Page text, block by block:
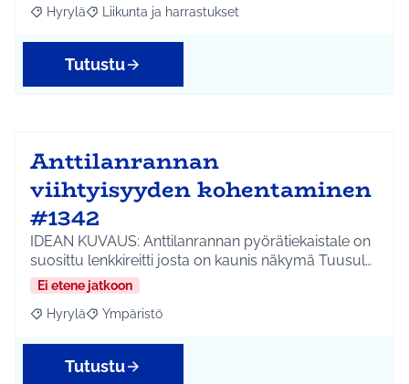
Rajaa tulokset aihepiirin mukaan: Hyrylä
Hyrylä Rajaa tulokset teeman mukaan: Liikunta ja
Liikunta ja harrastukset
Tutustu
Anttilanrannan
viihtyisyyden kohentaminen
#1342
IDEAN KUVAUS: Anttilanrannan pyörätiekaistale on
suosittu lenkkireitti josta on kaunis näkymä Tuusul…
Ei etene jatkoon
Rajaa tulokset aihepiirin mukaan: Hyrylä
Hyrylä Rajaa tulokset teeman mukaan: Ympäristö
Ympäristö
Tutustu